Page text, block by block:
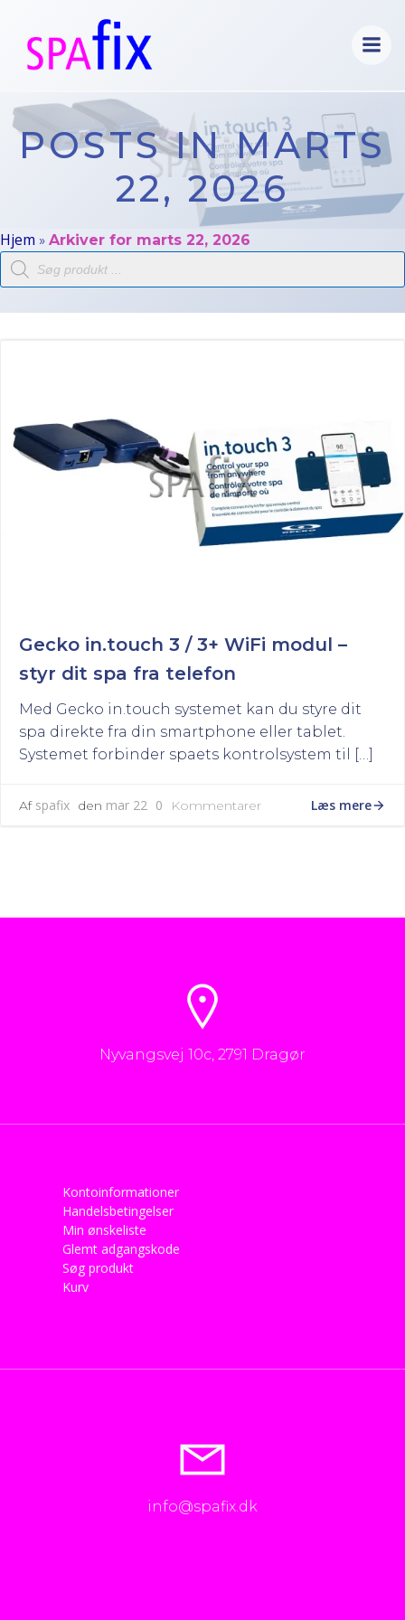
POSTS IN MARTS
22, 2026
Hjem » Arkiver for marts 22, 2026
Products
search
Gecko in.touch 3 / 3+ WiFi modul –
styr dit spa fra telefon
Med Gecko in.touch systemet kan du styre dit
spa direkte fra din smartphone eller tablet.
Systemet forbinder spaets kontrolsystem til […]
Af spafix den mar 22 0 Kommentarer Læs mere
Nyvangsvej 10c, 2791 Dragør
Kontoinformationer
Handelsbetingelser
Min ønskeliste
Glemt adgangskode
Søg produkt
Kurv
info@spafix.dk